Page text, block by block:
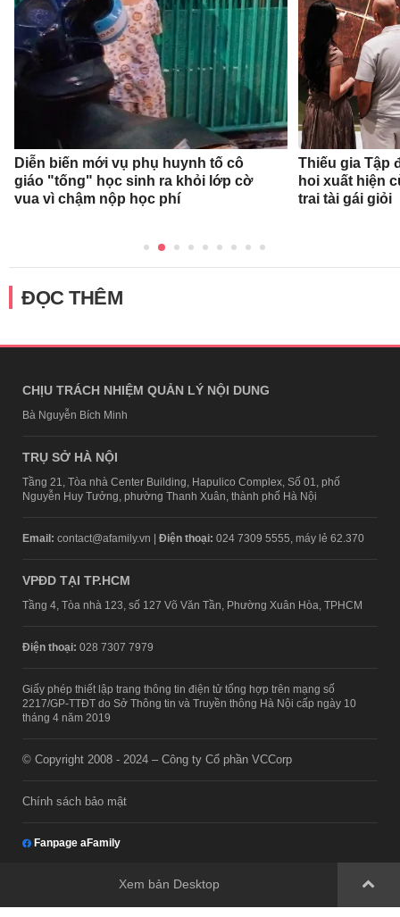
Diễn biến mới vụ phụ huynh tố cô
giáo "tống" học sinh ra khỏi lớp cờ
vua vì chậm nộp học phí
Thiếu gia Tập
hoi xuất hiện
trai tài gái giỏi
ĐỌC THÊM
CHỊU TRÁCH NHIỆM QUẢN LÝ NỘI DUNG
Bà Nguyễn Bích Minh
TRỤ SỞ HÀ NỘI
Tầng 21, Tòa nhà Center Building, Hapulico Complex, Số 01, phố
Nguyễn Huy Tưởng, phường Thanh Xuân, thành phố Hà Nội
Email: contact@afamily.vn | Điện thoại: 024 7309 5555, máy lẻ 62.370
VPĐD TẠI TP.HCM
Tầng 4, Tòa nhà 123, số 127 Võ Văn Tần, Phường Xuân Hòa, TPHCM
Điện thoại: 028 7307 7979
Giấy phép thiết lập trang thông tin điện tử tổng hợp trên mạng số
2217/GP-TTĐT do Sở Thông tin và Truyền thông Hà Nội cấp ngày 10
tháng 4 năm 2019
© Copyright 2008 - 2024 – Công ty Cổ phần VCCorp
Chính sách bảo mật
Fanpage aFamily
Xem bản Desktop